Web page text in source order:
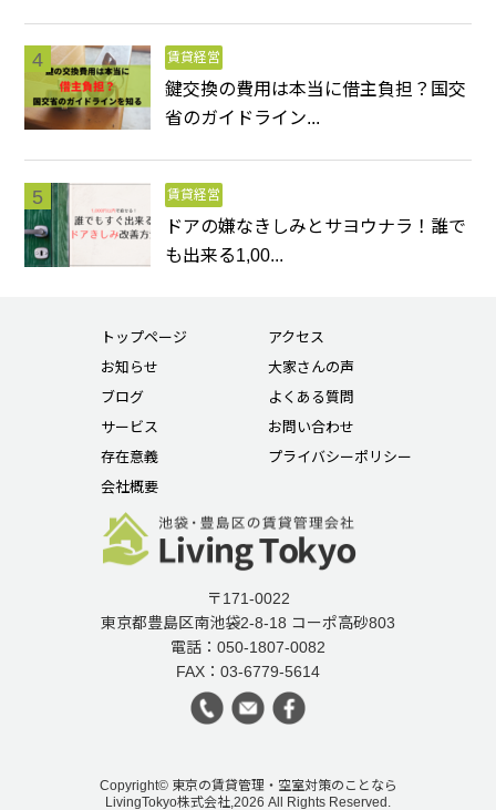
賃貸経営
鍵交換の費用は本当に借主負担？国交
省のガイドライン...
賃貸経営
ドアの嫌なきしみとサヨウナラ！誰で
も出来る1,00...
トップページ
お知らせ
ブログ
サービス
存在意義
会社概要
アクセス
大家さんの声
よくある質問
お問い合わせ
プライバシーポリシー
〒171-0022
東京都豊島区南池袋2-8-18 コーポ高砂803
電話：050-1807-0082
FAX：03-6779-5614
Copyright© 東京の賃貸管理・空室対策のことなら
LivingTokyo株式会社,2026 All Rights Reserved.